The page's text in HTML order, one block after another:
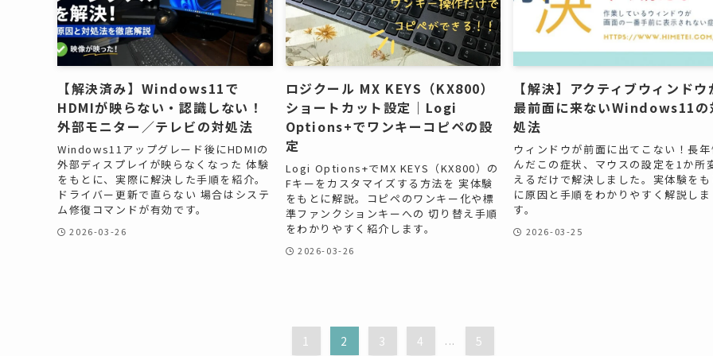
【解決済み】Windows11で
HDMIが映らない・認識しない！
外部モニター／テレビの対処法
Windows11アップグレード後にHDMIの
外部ディスプレイが映らなくなった 体験
をもとに、実際に解決した手順を紹介。
ドライバー更新で直らない 場合はシステ
ム修復コマンドが有効です。
2026-03-26
ロジクール MX KEYS（KX800）
ショートカット設定｜Logi
Options+でワンキーコピペの設
定
Logi Options+でMX KEYS（KX800）の
Fキーをカスタマイズする方法を 実体験
をもとに解説。コピペのワンキー化や標
準ファンクションキーへの 切り替え手順
をわかりやすく紹介します。
2026-03-26
【解決】アクティブウィンドウ
最前面に来ないWindows11の
処法
ウィンドウが前面に出てこない！長年
んだこの症状、マウスの設定を1か所
えるだけで解決しました。実体験をも
に原因と手順をわかりやすく解説しま
す。
2026-03-25
1 2 3 4 ... 5